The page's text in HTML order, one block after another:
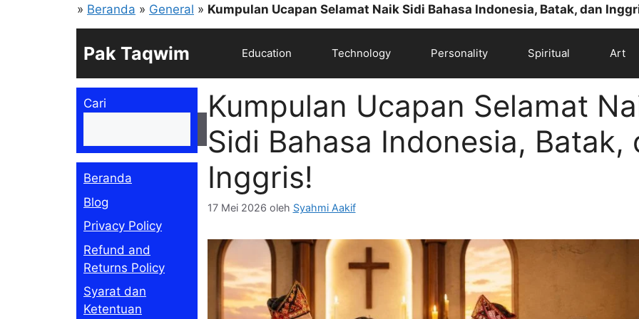
» Beranda » General » Kumpulan Ucapan Selamat Naik Sidi Bahasa Indonesia, Batak, dan
Pak Taqwim Education Technology Personality Spiritual Art
Kumpulan Ucapan Selamat
Sidi Bahasa Indonesia, Batak,
Inggris!
17 Mei 2026 oleh Syahmi Aakif
Cari
Cari
Beranda
Blog
Privacy Policy
Refund and
Returns Policy
Syarat dan
Ketentuan